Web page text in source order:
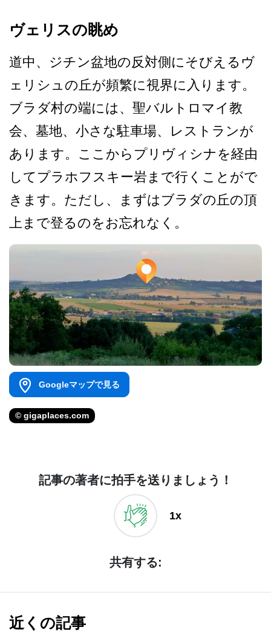
ヴェリスの眺め
道中、ジチン盆地の反対側に­そびえるヴ
ェリシュの丘が頻繁に視界に入ります。
ブ­ラダ村の端には、聖バルトロマイ教
会、墓地、小さな­駐車場、レストランが
あります。ここからプリヴィシ­ナを経由
してプラホフスキー岩まで行くことがで
きま­す。ただし、まずはブラダの丘の頂
上まで登るのをお­忘れなく。
Googleマップで見る
© gigaplaces.com
記事の著者に拍手を送りましょう！
1x
共有する:
近くの記事